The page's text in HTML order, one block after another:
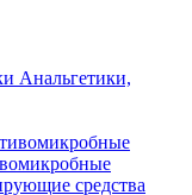
Анальгетики,